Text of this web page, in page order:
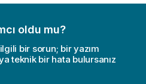
oldu mu?
bir sorun; bir yazım
teknik bir hata bulursanız